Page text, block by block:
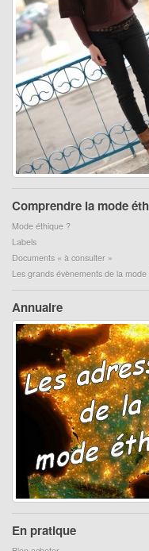
Comprendre la mode
Mode éthique ?
Labels
Documents « à consulter »
Les grands évènements de la
Annuaire
En pratique